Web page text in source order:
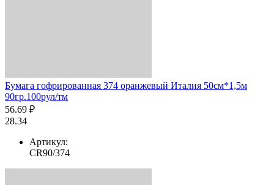
Бумага гофрированная 374 оранжевый Италия 50см*1,5м
90гр.100рул/тм
56.69 ₽
28.34
Артикул:
CR90/374